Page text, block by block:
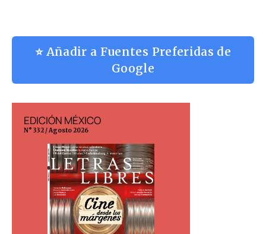
⭐ Añadir a Fuentes Preferidas de
Google
EDICIÓN MÉXICO
N° 332 / Agosto 2026